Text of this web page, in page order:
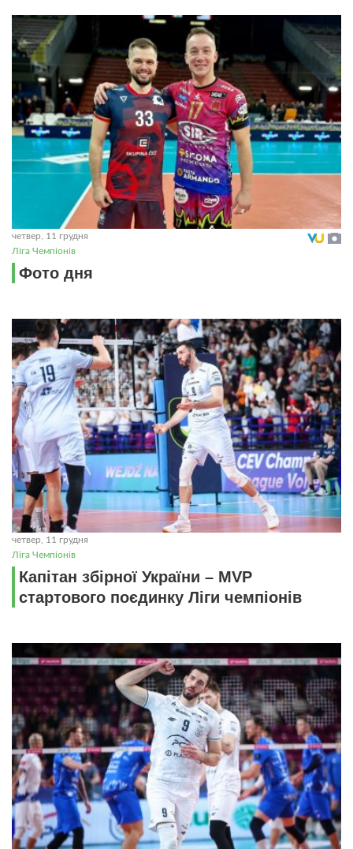
четвер, 11 грудня
Ліга Чемпіонів
Фото дня
четвер, 11 грудня
Ліга Чемпіонів
Капітан збірної України – MVP
стартового поєдинку Ліги чемпіонів